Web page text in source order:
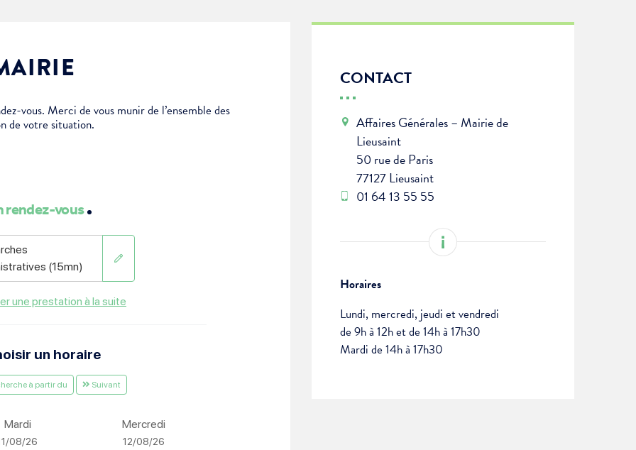
vous. Merci de vous munir de l’ensemble des
de votre situation.
CONTACT
Affaires Générales – Mairie de
Lieusaint
50 rue de Paris
77127 Lieusaint
01 64 13 55 55
Horaires
Lundi, mercredi, jeudi et vendredi
de 9h à 12h et de 14h à 17h30
Mardi de 14h à 17h30